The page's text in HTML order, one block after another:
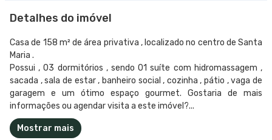
Detalhes do imóvel
Casa de 158 m² de área privativa , localizado no centro de Santa
Maria .
Possui , 03 dormitórios , sendo 01 suíte com hidromassagem ,
sacada , sala de estar , banheiro social , cozinha , pátio , vaga de
garagem e um ótimo espaço gourmet. Gostaria de mais
informações ou agendar visita a este imóvel?...
Mostrar mais